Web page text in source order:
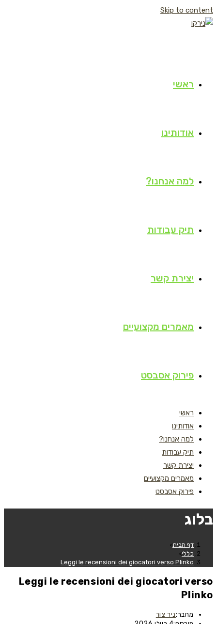
Skip to content
ראשי
אודותינו
למה אנחנו?
תיק עבודות
יצירת קשר
מאמרים מקצועיים
פירוק אסבסט
ראשי
אודותינו
למה אנחנו?
תיק עבודות
יצירת קשר
מאמרים מקצועיים
פירוק אסבסט
בלוג
דף הבית>
כללי>
Leggi le recensioni dei giocatori verso Plinko
Leggi le recensioni dei giocatori verso
Plinko
מחבר:ניר צור